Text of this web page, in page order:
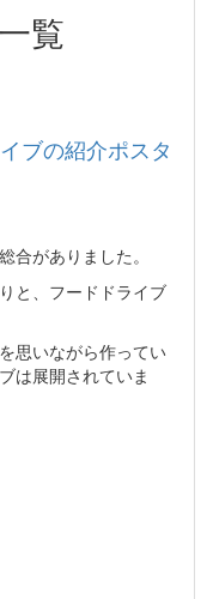
覧
ブの紹介ポスタ
合がありました。
と、フードドライブ
思いながら作ってい
は展開されていま